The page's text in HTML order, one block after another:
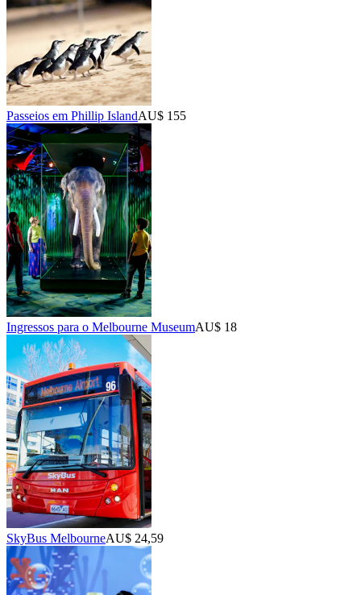
Passeios em Phillip IslandAU$ 155
Ingressos para o Melbourne MuseumAU$ 18
SkyBus MelbourneAU$ 24,59